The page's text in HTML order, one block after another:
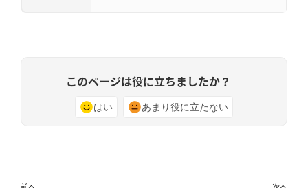
このページは役に立ちましたか？
はい あまり役に立たない